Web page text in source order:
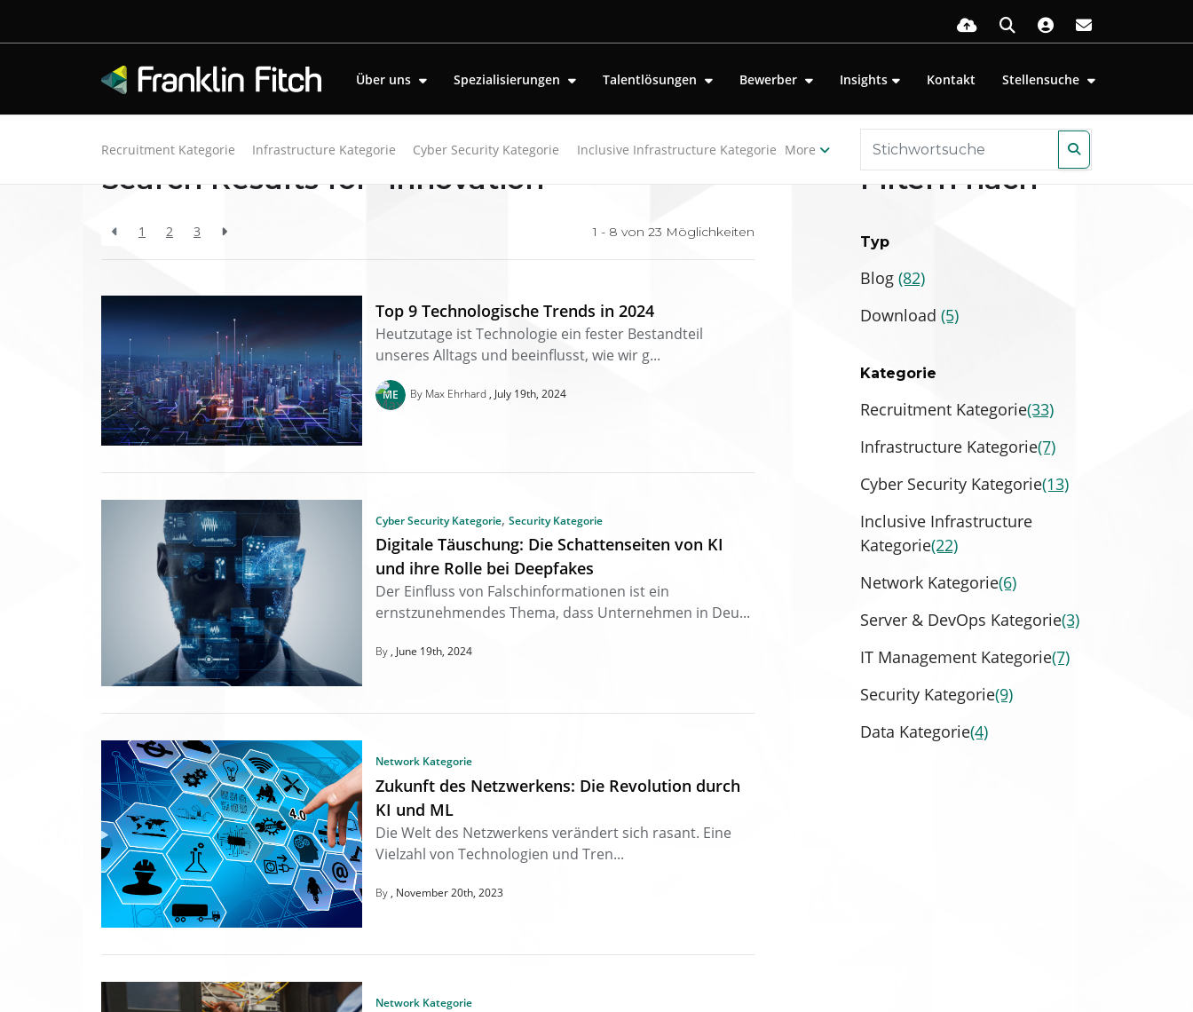
Über uns Spezialisierungen Talentlösungen Bewerber Insights Kontakt Stellensuche
Recruitment Kategorie Infrastructure Kategorie Cyber Security Kategorie Inclusive Infrastructure Kategorie More
Zurück zu den Ressourcen
Search Results for "innovation"
1 2 3 1 - 8 von 23 Möglichkeiten
Top 9 Technologische Trends in 2024
Heutzutage ist Technologie ein fester Bestandteil
unseres Alltags und beeinflusst, wie wir g...
By Max Ehrhard July 19th, 2024
Cyber Security Kategorie,Security Kategorie
Digitale Täuschung: Die Schattenseiten von KI
und ihre Rolle bei Deepfakes
Der Einfluss von Falschinformationen ist ein
ernstzunehmendes Thema, dass Unternehmen in Deu...
By June 19th, 2024
Network Kategorie
Zukunft des Netzwerkens: Die Revolution durch
KI und ML
Die Welt des Netzwerkens verändert sich rasant. Eine
Vielzahl von Technologien und Tren...
By November 20th, 2023
Network Kategorie
Filtern nach
Typ
Blog (82)
Download (5)
Kategorie
Recruitment Kategorie(33)
Infrastructure Kategorie(7)
Cyber Security Kategorie(13)
Inclusive Infrastructure
Kategorie(22)
Network Kategorie(6)
Server & DevOps Kategorie(3)
IT Management Kategorie(7)
Security Kategorie(9)
Data Kategorie(4)